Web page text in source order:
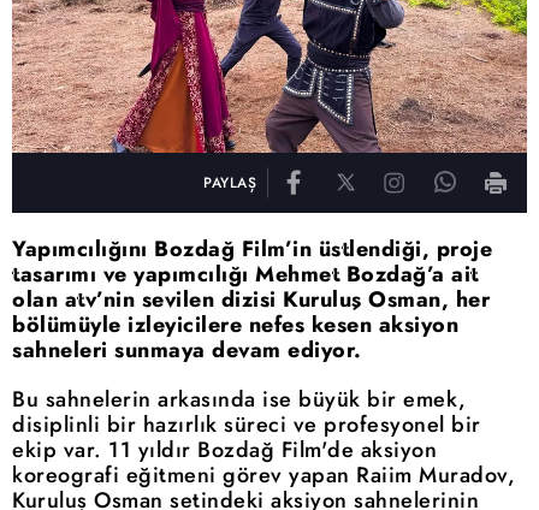
PAYLAŞ
Yapımcılığını Bozdağ Film’in üstlendiği, proje
tasarımı ve yapımcılığı Mehmet Bozdağ’a ait
olan atv’nin sevilen dizisi Kuruluş Osman, her
bölümüyle izleyicilere nefes kesen aksiyon
sahneleri sunmaya devam ediyor.
Bu sahnelerin arkasında ise büyük bir emek,
disiplinli bir hazırlık süreci ve profesyonel bir
ekip var. 11 yıldır Bozdağ Film'de aksiyon
koreografi eğitmeni görev yapan Raiim Muradov,
Kuruluş Osman setindeki aksiyon sahnelerinin